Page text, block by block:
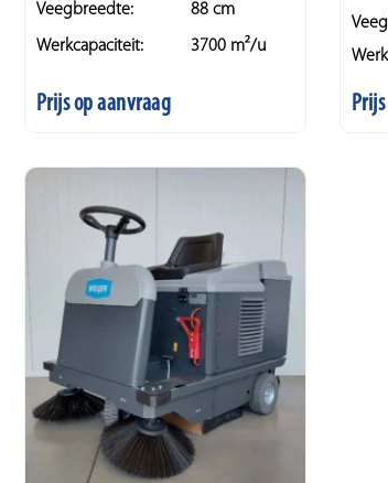
Veegbreedte: 88 cm
Werkcapaciteit: 3700 m²/u
Prijs op aanvraag